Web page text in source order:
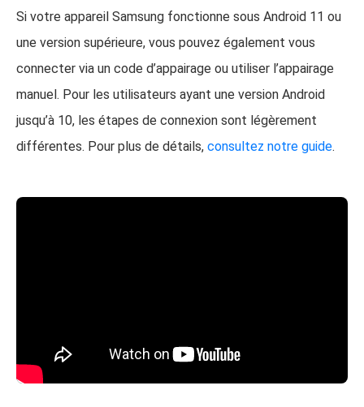
Si votre appareil Samsung fonctionne sous Android 11 ou
une version supérieure, vous pouvez également vous
connecter via un code d’appairage ou utiliser l’appairage
manuel. Pour les utilisateurs ayant une version Android
jusqu’à 10, les étapes de connexion sont légèrement
différentes. Pour plus de détails, consultez notre guide.